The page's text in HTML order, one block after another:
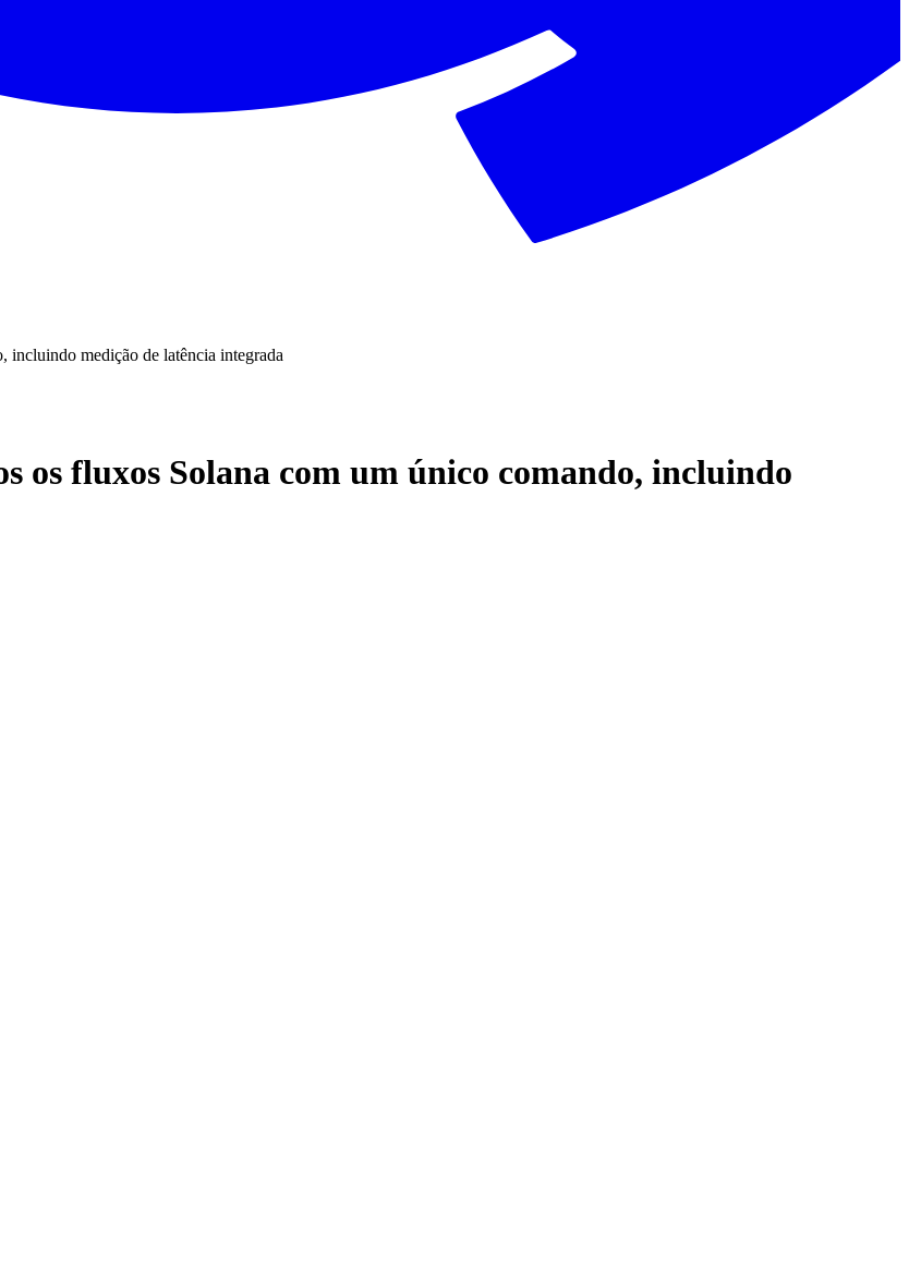
incluindo medição de latência integrada
os fluxos Solana com um único comando, incluindo